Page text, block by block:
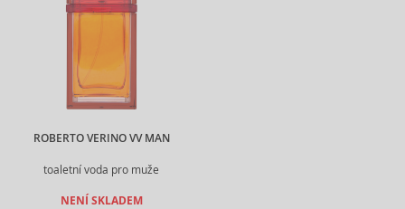
ROBERTO VERINO VV MAN
toaletní voda pro muže
NENÍ SKLADEM